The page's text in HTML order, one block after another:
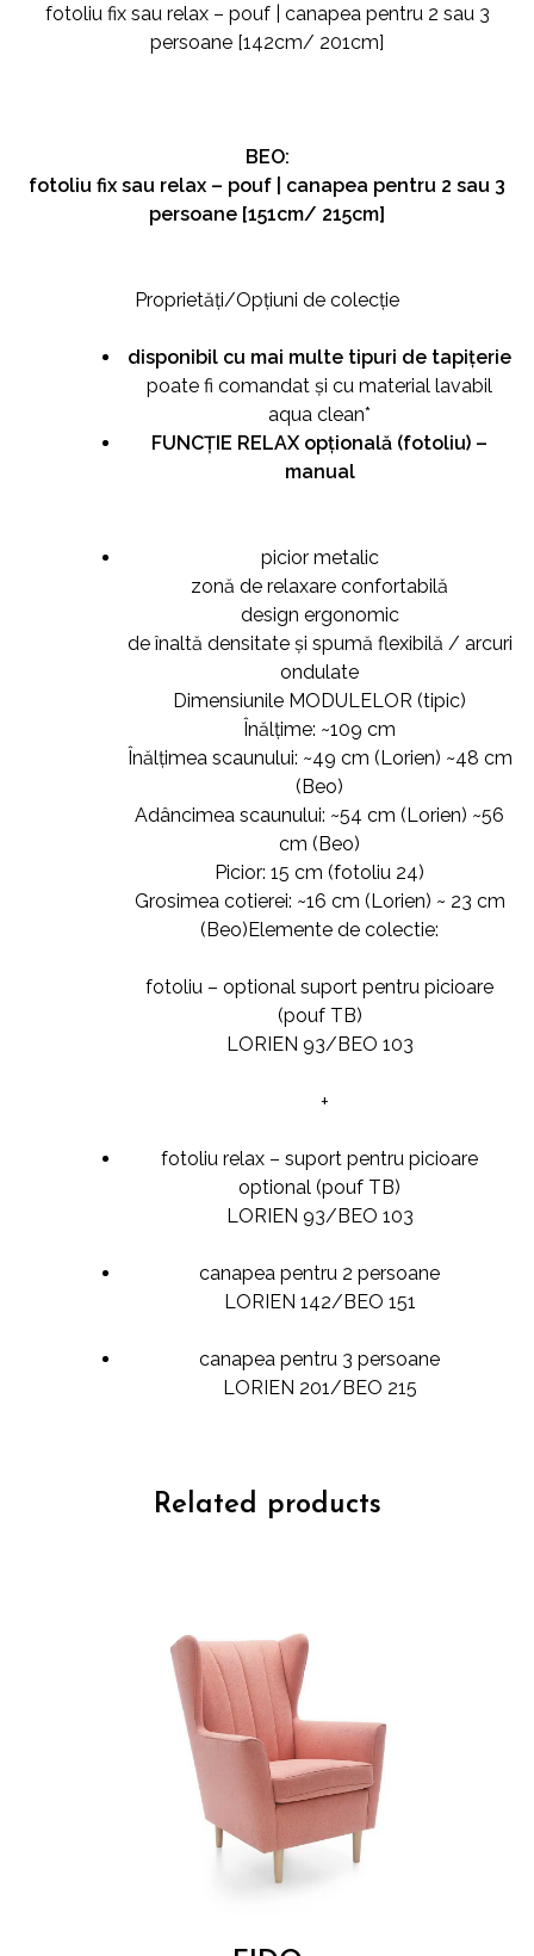
fotoliu fix sau relax – pouf | canapea pentru 2 sau 3
persoane [142cm/ 201cm]
BEO:
fotoliu fix sau relax – pouf | canapea pentru 2 sau 3
persoane [151cm/ 215cm]
Proprietăți/Opțiuni de colecție
disponibil cu mai multe tipuri de tapițerie
poate fi comandat și cu material lavabil
aqua clean*
FUNCȚIE RELAX opțională (fotoliu) –
manual
picior metalic
zonă de relaxare confortabilă
design ergonomic
de înaltă densitate și spumă flexibilă / arcuri
ondulate
Dimensiunile MODULELOR (tipic)
Înălțime: ~109 cm
Înălțimea scaunului: ~49 cm (Lorien) ~48 cm
(Beo)
Adâncimea scaunului: ~54 cm (Lorien) ~56
cm (Beo)
Picior: 15 cm (fotoliu 24)
Grosimea cotierei: ~16 cm (Lorien) ~ 23 cm
(Beo)Elemente de colectie:
fotoliu – optional suport pentru picioare
(pouf TB)
LORIEN 93/BEO 103
+
fotoliu relax – suport pentru picioare
optional (pouf TB)
LORIEN 93/BEO 103
canapea pentru 2 persoane
LORIEN 142/BEO 151
canapea pentru 3 persoane
LORIEN 201/BEO 215
Related products